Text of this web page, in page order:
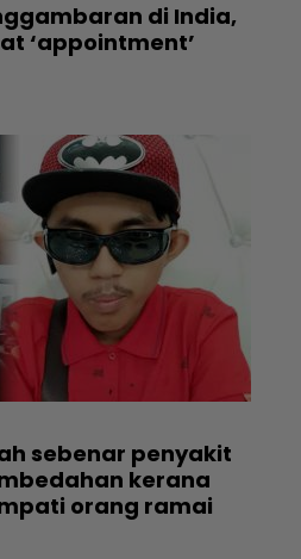
di India,
‘appointment’
sebenar penyakit
kerana
orang ramai